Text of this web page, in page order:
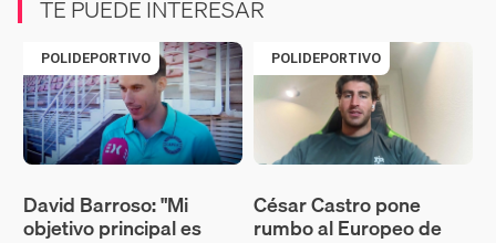
TE PUEDE INTERESAR
POLIDEPORTIVO
David Barroso: "Mi
objetivo principal es
POLIDEPORTIVO
César Castro pone
rumbo al Europeo de